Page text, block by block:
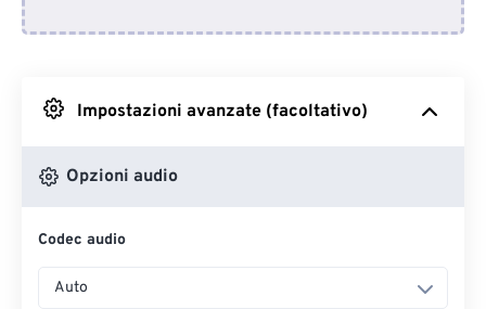
Da Google Drive
Impostazioni avanzate (facoltativo)
Opzioni audio
Codec audio
Auto